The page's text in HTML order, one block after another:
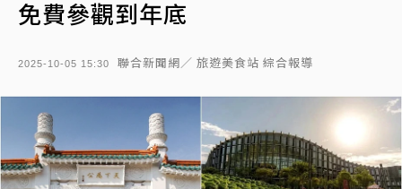
免費參觀到年底
2025-10-05 15:30 聯合新聞網／ 旅遊美食站 綜合報導